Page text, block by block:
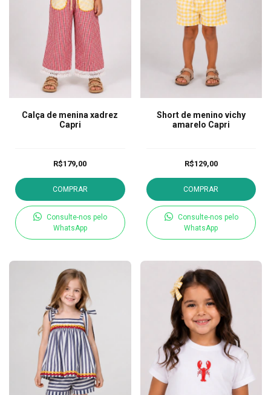
Calça de menina xadrez
Capri
R$179,00
COMPRAR
Consulte-nos pelo
WhatsApp
Short de menino vichy
amarelo Capri
R$129,00
COMPRAR
Consulte-nos pelo
WhatsApp